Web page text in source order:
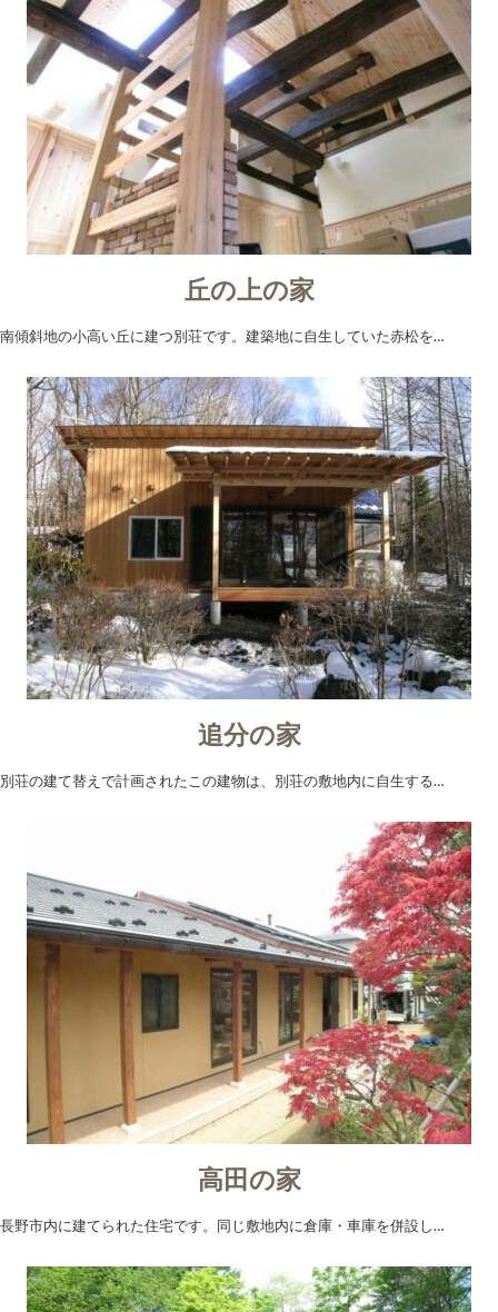
丘の上の家
南傾斜地の小高い丘に建つ別荘です。建築地に自生していた赤松を…
追分の家
別荘の建て替えで計画されたこの建物は、別荘の敷地内に自生する…
高田の家
長野市内に建てられた住宅です。同じ敷地内に倉庫・車庫を併設し…